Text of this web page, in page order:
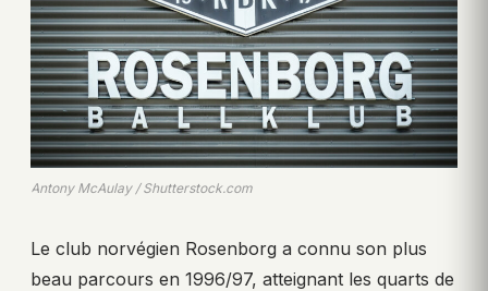
Antony McAulay / Shutterstock.com
Le club norvégien Rosenborg a connu son plus
beau parcours en 1996/97, atteignant les quarts de